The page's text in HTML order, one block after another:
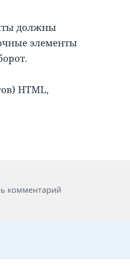
должны
элементы
HTML,
HTML5 — полный список
комментарий